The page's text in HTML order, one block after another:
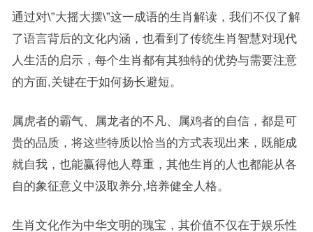
通过对\”大摇大摆\”这一成语的生肖解读，我们不仅了解
了语言背后的文化内涵，也看到了传统生肖智慧对现代
人生活的启示，每个生肖都有其独特的优势与需要注意
的方面,关键在于如何扬长避短。
属虎者的霸气、属龙者的不凡、属鸡者的自信，都是可
贵的品质，将这些特质以恰当的方式表现出来，既能成
就自我，也能赢得他人尊重，其他生肖的人也都能从各
自的象征意义中汲取养分,培养健全人格。
生肖文化作为中华文明的瑰宝，其价值不仅在于娱乐性